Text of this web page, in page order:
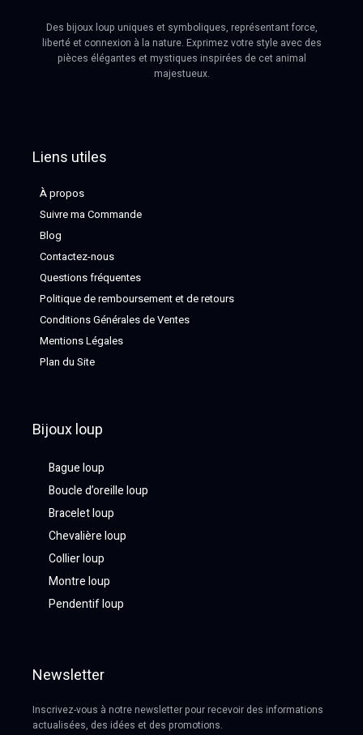
Des bijoux loup uniques et symboliques, représentant force,
liberté et connexion à la nature. Exprimez votre style avec des
pièces élégantes et mystiques inspirées de cet animal
majestueux.
Liens utiles
À propos
Suivre ma Commande
Blog
Contactez-nous
Questions fréquentes
Politique de remboursement et de retours
Conditions Générales de Ventes
Mentions Légales
Plan du Site
Bijoux loup
Bague loup
Boucle d’oreille loup
Bracelet loup
Chevalière loup
Collier loup
Montre loup
Pendentif loup
Newsletter
Inscrivez-vous à notre newsletter pour recevoir des informations
actualisées, des idées et des promotions.